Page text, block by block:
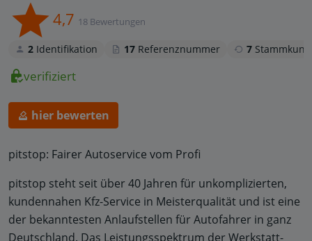
4,7 18 Bewertungen
2 Identifikation 17 Referenznummer 7
verifiziert
hier bewerten
pitstop: Fairer Autoservice vom Profi
pitstop steht seit über 40 Jahren für unkomplizierten,
kundennahen Kfz-Service in Meisterqualität und ist eine
der bekanntesten Anlaufstellen für Autofahrer in ganz
Deutschland. Das Leistungsspektrum der Werkstatt-